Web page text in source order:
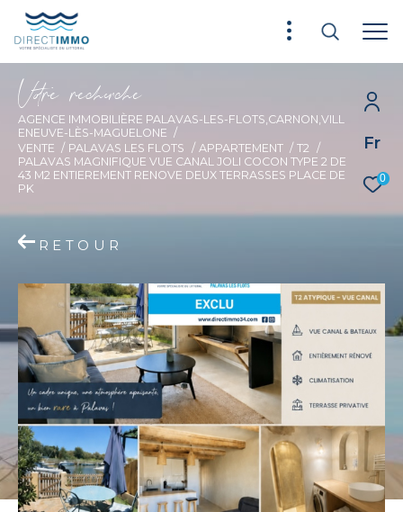
Fr
0
Vore recece
AGENCE IMMOBILIÈRE PALAVAS-LES-FLOTS,CARNON,VILL
ENEUVE-LÈS-MAGUELONE
VENTE
PALAVAS LES FLOTS APPARTEMENT
T2
PALAVAS MAGNIFIQUE VUE CANAL JOLI COCON TYPE 2 DE
43 M2 ENTIEREMENT RENOVE DEUX TERRASSES PLACE DE
PK
RETOUR